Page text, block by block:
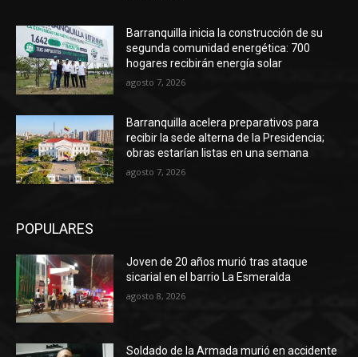
Barranquilla inicia la construcción de su
segunda comunidad energética: 700
hogares recibirán energía solar
agosto 7, 2026
Barranquilla acelera preparativos para
recibir la sede alterna de la Presidencia;
obras estarían listas en una semana
agosto 7, 2026
POPULARES
Joven de 20 años murió tras ataque
sicarial en el barrio La Esmeralda
agosto 8, 2026
Soldado de la Armada murió en accidente